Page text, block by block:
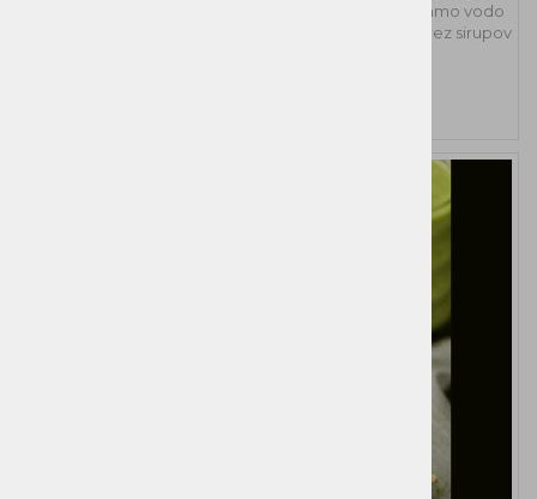
Priprava je hitra in preprosta – v mešalnik dodajte samo vodo
in uživajte v vrhunskem ledenem kavnem napitku, brez sirupov